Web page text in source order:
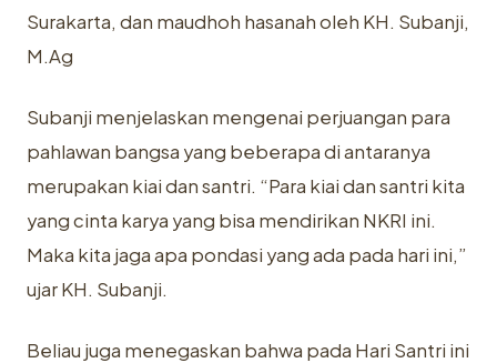
Surakarta, dan maudhoh hasanah oleh KH. Subanji,
M.Ag
Subanji menjelaskan mengenai perjuangan para
pahlawan bangsa yang beberapa di antaranya
merupakan kiai dan santri. “Para kiai dan santri kita
yang cinta karya yang bisa mendirikan NKRI ini.
Maka kita jaga apa pondasi yang ada pada hari ini,”
ujar KH. Subanji.
Beliau juga menegaskan bahwa pada Hari Santri ini